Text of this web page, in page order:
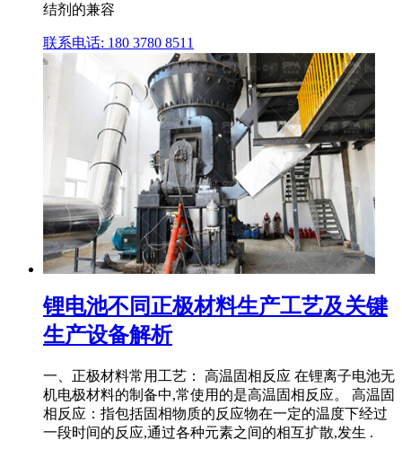
结剂的兼容
联系电话: 180 3780 8511
锂电池不同正极材料生产工艺及关键
生产设备解析
一、正极材料常用工艺： 高温固相反应 在锂离子电池无
机电极材料的制备中,常使用的是高温固相反应。 高温固
相反应：指包括固相物质的反应物在一定的温度下经过
一段时间的反应,通过各种元素之间的相互扩散,发生 .